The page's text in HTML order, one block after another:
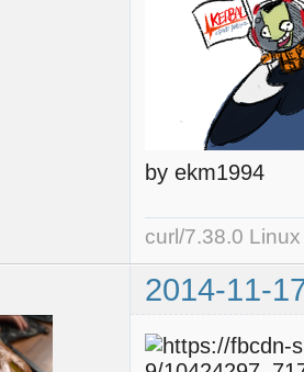
by ekm1994
curl/7.38.0
2014-11-